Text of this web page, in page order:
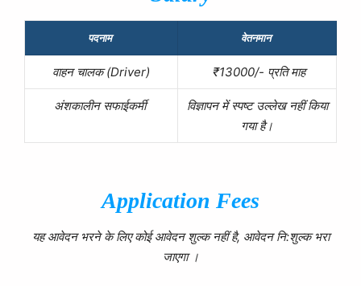
पदनाम वेतनमान
वाहन चालक (Driver) ₹13000/- प्रति माह
अंशकालीन सफाईकर्मी
विज्ञापन में स्पष्ट उल्लेख नहीं किया
गया है।
Application Fees
यह आवेदन भरने के लिए कोई आवेदन शुल्क नहीं है, आवेदन नि:शुल्क भरा
जाएगा ।